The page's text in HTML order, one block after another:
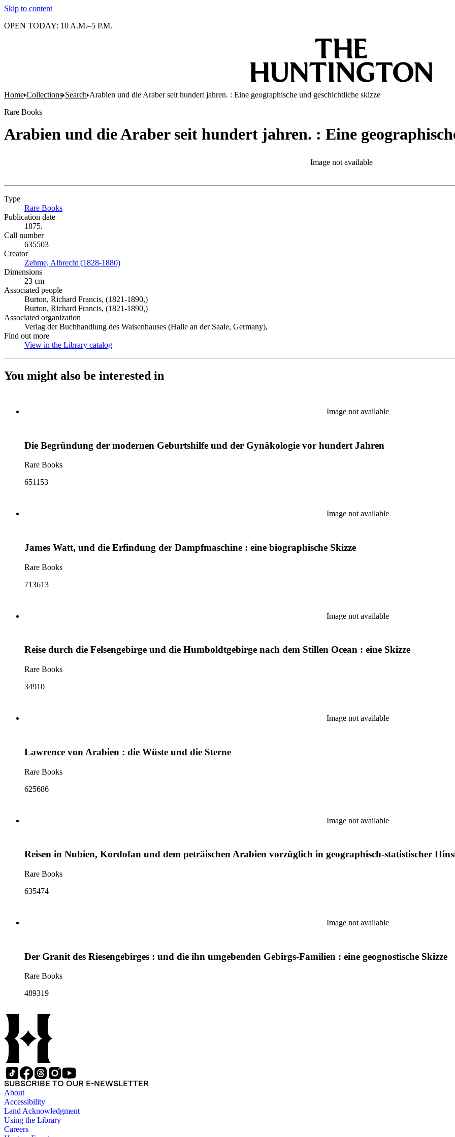
Skip to content
OPEN TODAY: 10 A.M.–5 P.M.
Home Collections Search Arabien und die Araber seit hundert jahren. : Eine geographische und geschichtliche skizze
Rare Books
Arabien und die Araber seit hundert jahren. : Eine
Image not available
Type
Rare Books
Publication date
1875.
Call number
635503
Creator
Zehme, Albrecht (1828-1880)
Dimensions
23 cm
Associated people
Burton, Richard Francis, (1821-1890,)
Burton, Richard Francis, (1821-1890,)
Associated organization
Verlag der Buchhandlung des Waisenhauses (Halle an der Saale, Germany),
Find out more
View in the Library catalog
You might also be interested in
Image not available
Die Begründung der modernen Geburtshilfe und der Gynäkologie vor hundert Jahren
Rare Books
651153
Image not available
James Watt, und die Erfindung der Dampfmaschine : eine biographische Skizze
Rare Books
713613
Image not available
Reise durch die Felsengebirge und die Humboldtgebirge nach dem Stillen Ocean : eine Skizze
Rare Books
34910
Image not available
Lawrence von Arabien : die Wüste und die Sterne
Rare Books
625686
Image not available
Reisen in Nubien, Kordofan und dem peträischen Arabien vorzüglich in geographisch-statistischer
Rare Books
635474
Image not available
Der Granit des Riesengebirges : und die ihn umgebenden Gebirgs-Familien : eine geognostische Skizze
Rare Books
489319
SUBSCRIBE TO OUR E-NEWSLETTER
About
Accessibility
Land Acknowledgment
Using the Library
Careers